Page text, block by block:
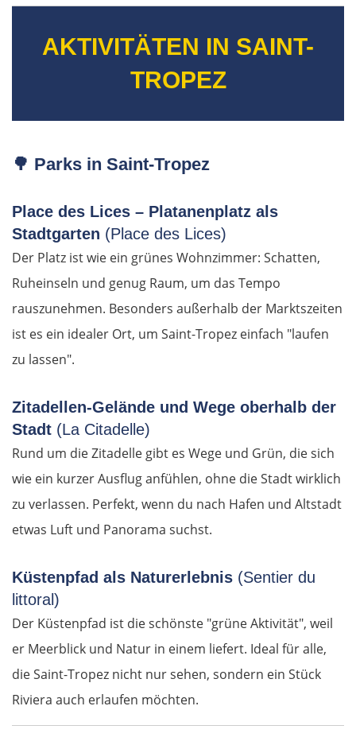
AKTIVITÄTEN IN SAINT-
TROPEZ
🌳 Parks in Saint-Tropez
Place des Lices – Platanenplatz als
Stadtgarten (Place des Lices)
Der Platz ist wie ein grünes Wohnzimmer: Schatten,
Ruheinseln und genug Raum, um das Tempo
rauszunehmen. Besonders außerhalb der Marktszeiten
ist es ein idealer Ort, um Saint-Tropez einfach "laufen
zu lassen".
Zitadellen-Gelände und Wege oberhalb der
Stadt (La Citadelle)
Rund um die Zitadelle gibt es Wege und Grün, die sich
wie ein kurzer Ausflug anfühlen, ohne die Stadt wirklich
zu verlassen. Perfekt, wenn du nach Hafen und Altstadt
etwas Luft und Panorama suchst.
Küstenpfad als Naturerlebnis (Sentier du
littoral)
Der Küstenpfad ist die schönste "grüne Aktivität", weil
er Meerblick und Natur in einem liefert. Ideal für alle,
die Saint-Tropez nicht nur sehen, sondern ein Stück
Riviera auch erlaufen möchten.
OSTROUTE
Estland
Tallinn
Rapla
Lettland
Salacgrīva